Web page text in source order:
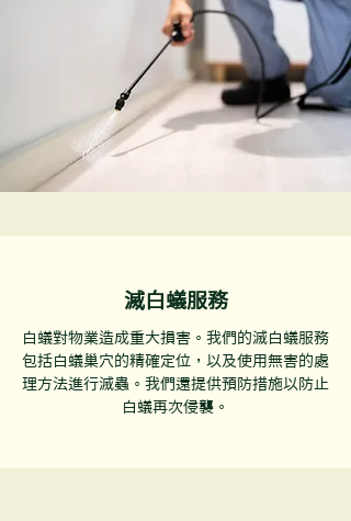
滅白蟻服務
白蟻對物業造成重大損害。我們的滅白蟻服務
包括白蟻巢穴的精確定位，以及使用無害的處
理方法進行滅蟲。我們還提供預防措施以防止
白蟻再次侵襲。